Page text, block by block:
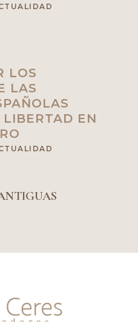
LOS
LAS
EN